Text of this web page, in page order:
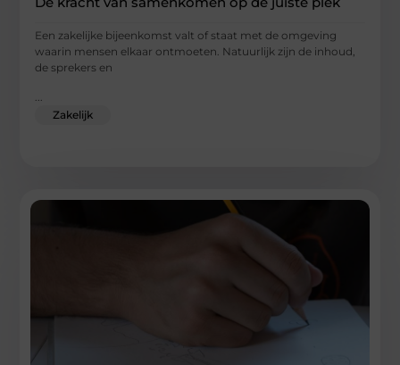
Een zakelijke bijeenkomst valt of staat met de omgeving
waarin mensen elkaar ontmoeten. Natuurlijk zijn de inhoud,
de sprekers en
Zakelijk